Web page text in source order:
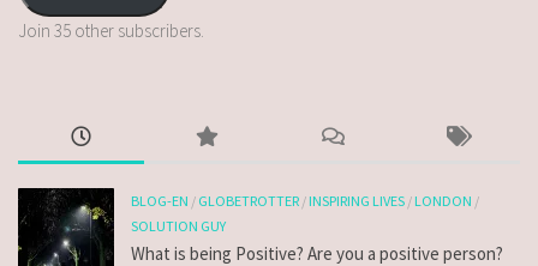
Join 35 other subscribers.
BLOG-EN / GLOBETROTTER /INSPIRING LIVES /LONDON /
SOLUTION GUY
What is being Positive? Are you a positive person?